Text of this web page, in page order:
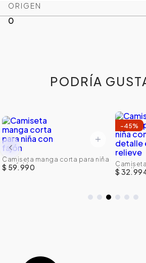
ORIGEN
0
PODRÍA
Camiseta manga corta para niña
con fajón
$ 59.990
-45%
detalle
$